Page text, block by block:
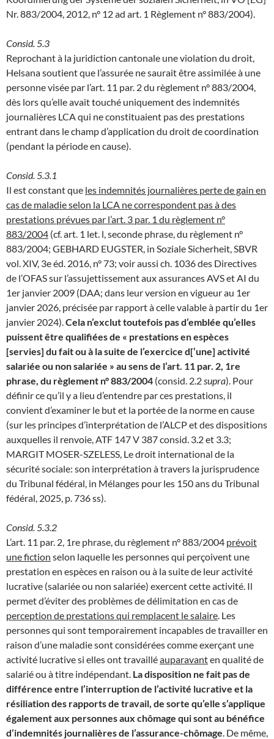
Nr. 883/2004, 2012, n° 12 ad art. 1 Règlement n° 883/2004).
Consid. 5.3
Reprochant à la juridiction cantonale une violation du droit,
Helsana soutient que l’assurée ne saurait être assimilée à une
personne visée par l’art. 11 par. 2 du règlement n° 883/2004,
dès lors qu’elle avait touché uniquement des indemnités
journalières LCA qui ne constituaient pas des prestations
entrant dans le champ d’application du droit de coordination
(pendant la période en cause).
Consid. 5.3.1
Il est constant que les indemnités journalières perte de gain en
cas de maladie selon la LCA ne correspondent pas à des
prestations prévues par l’art. 3 par. 1 du règlement n°
883/2004 (cf. art. 1 let. l, seconde phrase, du règlement n°
883/2004; GEBHARD EUGSTER, in Soziale Sicherheit, SBVR
vol. XIV, 3e éd. 2016, n° 73; voir aussi ch. 1036 des Directives
de l’OFAS sur l’assujettissement aux assurances AVS et AI du
1er janvier 2009 (DAA; dans leur version en vigueur au 1er
janvier 2026, précisée par rapport à celle valable à partir du 1er
janvier 2024). Cela n’exclut toutefois pas d’emblée qu’elles
puissent être qualifiées de « prestations en espèces
[servies] du fait ou à la suite de l’exercice d[‘une] activité
salariée ou non salariée » au sens de l’art. 11 par. 2, 1re
phrase, du règlement n° 883/2004 (consid. 2.2 supra). Pour
définir ce qu’il y a lieu d’entendre par ces prestations, il
convient d’examiner le but et la portée de la norme en cause
(sur les principes d’interprétation de l’ALCP et des dispositions
auxquelles il renvoie, ATF 147 V 387 consid. 3.2 et 3.3;
MARGIT MOSER-SZELESS, Le droit international de la
sécurité sociale: son interprétation à travers la jurisprudence
du Tribunal fédéral, in Mélanges pour les 150 ans du Tribunal
fédéral, 2025, p. 736 ss).
Consid. 5.3.2
L’art. 11 par. 2, 1re phrase, du règlement n° 883/2004 prévoit
une fiction selon laquelle les personnes qui perçoivent une
prestation en espèces en raison ou à la suite de leur activité
lucrative (salariée ou non salariée) exercent cette activité. Il
permet d’éviter des problèmes de délimitation en cas de
perception de prestations qui remplacent le salaire . Les
personnes qui sont temporairement incapables de travailler en
raison d’une maladie sont considérées comme exerçant une
activité lucrative si elles ont travailléauparavanten qualité de
salarié ou à titre indépendant. La disposition ne fait pas de
différence entre l’interruption de l’activité lucrative et la
résiliation des rapports de travail, de sorte qu’elle s’applique
également aux personnes aux chômage qui sont au bénéfice
d’indemnités journalières de l’assurance-chômage . De même,